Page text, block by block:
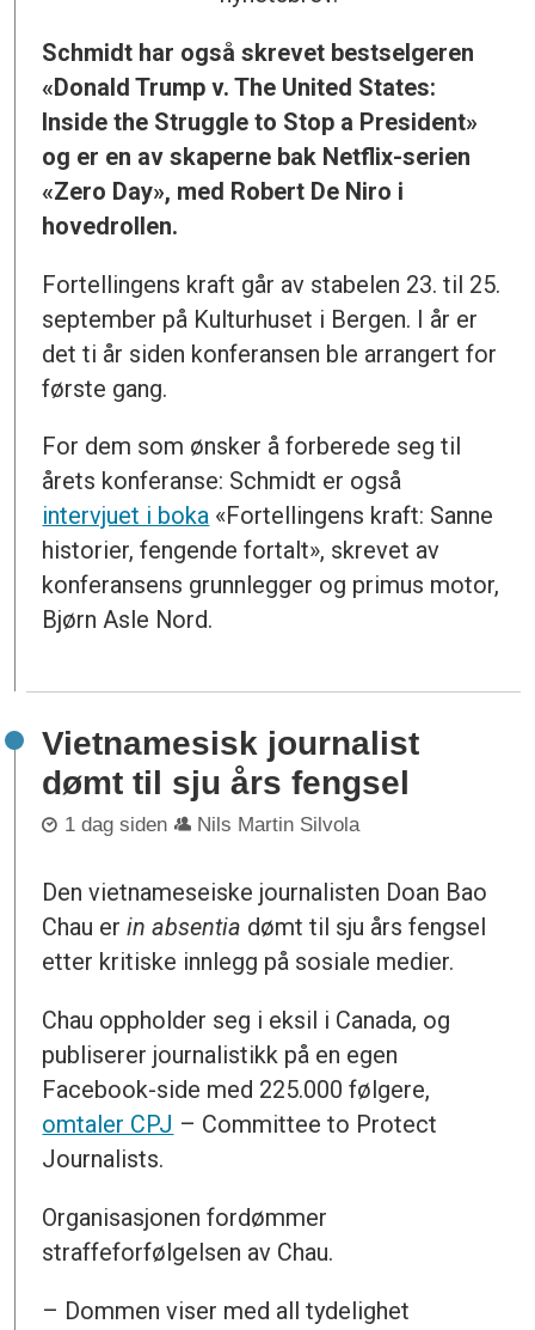
Schmidt har også skrevet bestselgeren
«Donald Trump v. The United States:
Inside the Struggle to Stop a President»
og er en av skaperne bak Netflix-serien
«Zero Day», med Robert De Niro i
hovedrollen.
Fortellingens kraft går av stabelen 23. til 25.
september på Kulturhuset i Bergen. I år er
det ti år siden konferansen ble arrangert for
første gang.
For dem som ønsker å forberede seg til
årets konferanse: Schmidt er også
intervjuet i boka «Fortellingens kraft: Sanne
historier, fengende fortalt», skrevet av
konferansens grunnlegger og primus motor,
Bjørn Asle Nord.
Vietnamesisk journalist
dømt til sju års fengsel
1 dag siden Nils Martin Silvola
Den vietnameseiske journalisten Doan Bao
Chau erin absentia dømt til sju års fengsel
etter kritiske innlegg på sosiale medier.
Chau oppholder seg i eksil i Canada, og
publiserer journalistikk på en egen
Facebook-side med 225.000 følgere,
omtaler CPJ – Committee to Protect
Journalists.
Organisasjonen fordømmer
straffeforfølgelsen av Chau.
– Dommen viser med all tydelighet